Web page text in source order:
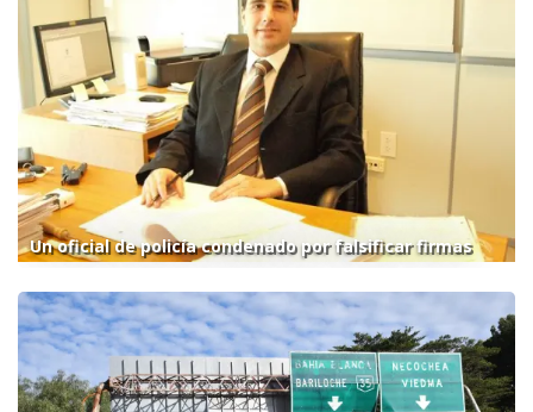
Un oficial de policía condenado por falsificar firmas